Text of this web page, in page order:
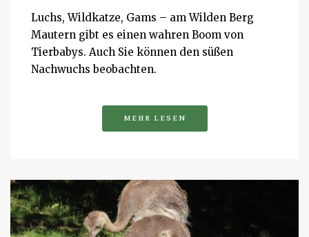
Luchs, Wildkatze, Gams – am Wilden Berg
Mautern gibt es einen wahren Boom von
Tierbabys. Auch Sie können den süßen
Nachwuchs beobachten.
MEHR LESEN